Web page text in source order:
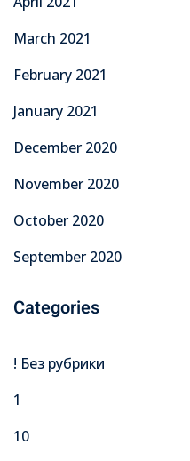
March 2021
February 2021
January 2021
December 2020
November 2020
October 2020
September 2020
Categories
! Без рубрики
1
10